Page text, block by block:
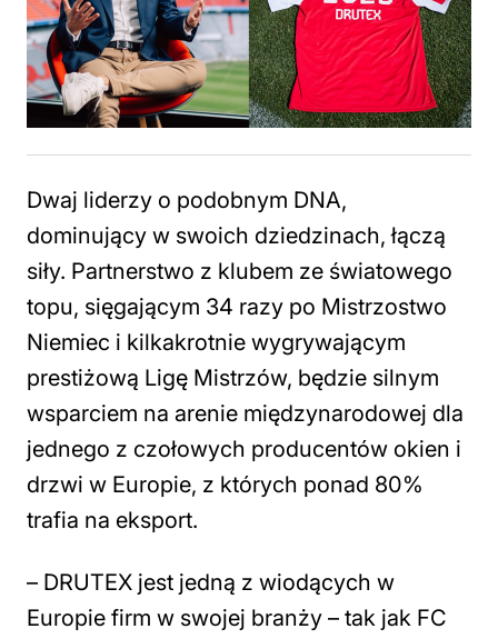
Dwaj liderzy o podobnym DNA,
dominujący w swoich dziedzinach, łączą
siły. Partnerstwo z klubem ze światowego
topu, sięgającym 34 razy po Mistrzostwo
Niemiec i kilkakrotnie wygrywającym
prestiżową Ligę Mistrzów, będzie silnym
wsparciem na arenie międzynarodowej dla
jednego z czołowych producentów okien i
drzwi w Europie, z których ponad 80%
trafia na eksport.
– DRUTEX jest jedną z wiodących w
Europie firm w swojej branży – tak jak FC